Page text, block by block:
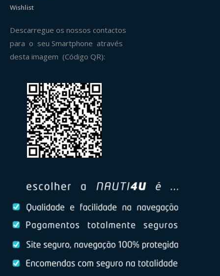
Wishlist
Descarregue os nossos contactos
para o seu Smartphone através
desta imagem (Código QR):